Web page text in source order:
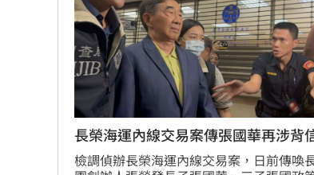
「拍片人的多重宇宙」職涯論壇9/
8國球員齊聚高雄 Formosa 7s掀
理想混蛋號召粉絲跨海追星吃美
長榮海運內線交易案傳張國華再涉背
檢調偵辦長榮海運內線交易案，日前傳喚